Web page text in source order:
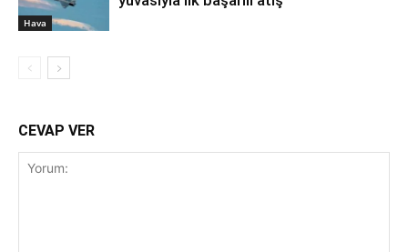
Hava
CEVAP VER